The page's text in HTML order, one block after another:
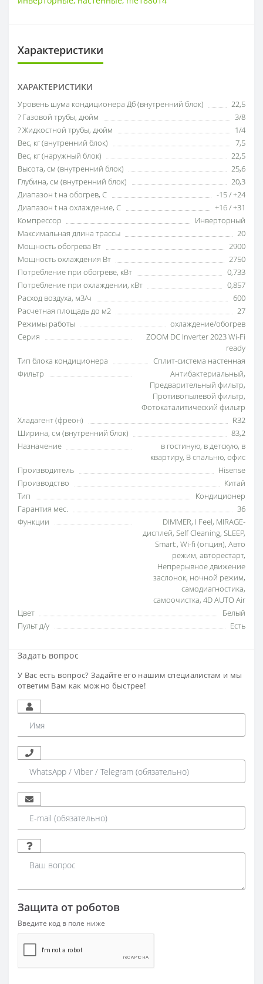
Характеристики
ХАРАКТЕРИСТИКИ
Уровень шума кондиционера Дб (внутренний блок)
22,5
? Газовой трубы, дюйм
3/8
? Жидкостной трубы, дюйм
1/4
Вес, кг (внутренний блок)
7,5
Вес, кг (наружный блок)
22,5
Высота, см (внутренний блок)
25,6
Глубина, см (внутренний блок)
20,3
Диапазон t на обогрев, С
-15 / +24
Диапазон t на охлаждение, С
+16 / +31
Компрессор
Инверторный
Максимальная длина трассы
20
Мощность обогрева Вт
2900
Мощность охлаждения Вт
2750
Потребление при обогреве, кВт
0,733
Потребление при охлаждении, кВт
0,857
Расход воздуха, м3/ч
600
Расчетная площадь до м2
27
Режимы работы
охлаждение/обогрев
Серия
ZOOM DC Inverter 2023 Wi-Fi
ready
Тип блока кондиционера
Сплит-система настенная
Фильтр
Антибактериальный,
Предварительный фильтр,
Противопылевой фильтр,
Фотокаталитический фильтр
Хладагент (фреон)
R32
Ширина, см (внутренний блок)
83,2
Назначение
в гостиную, в детскую, в
квартиру, В спальню, офис
Производитель
Hisense
Производство
Китай
Тип
Кондиционер
Гарантия мес.
36
Функции
DIMMER, I Feel, MIRAGE-
дисплей, Self Cleaning, SLEEP,
Smart:, Wi-fi (опция), Авто
режим, авторестарт,
Непрерывное движение
заслонок, ночной режим,
самодиагностика,
самоочистка, 4D AUTO Air
Цвет
Белый
Пульт д/у
Есть
Задать вопрос
У Вас есть вопрос? Задайте его нашим специалистам и мы
ответим Вам как можно быстрее!
Защита от роботов
Введите код в поле ниже